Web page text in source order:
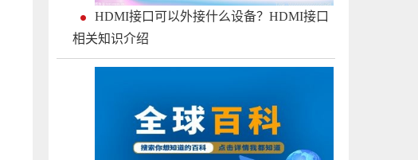
HDMI接口可以外接什么设备？HDMI接口
相关知识介绍